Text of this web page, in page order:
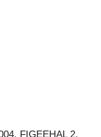
FIGEEHAL 2,